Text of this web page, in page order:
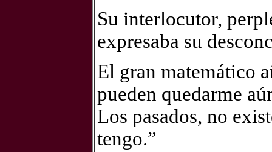
Su interlocutor,
expresaba su
El gran matemático
pueden quedarme
Los pasados, no
tengo.”